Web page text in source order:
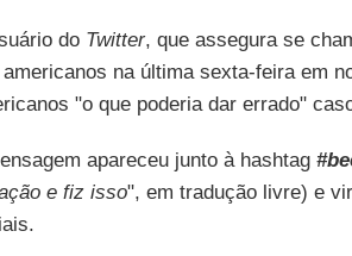
do Twitter, que assegura se
na última sexta-feira em
"o que poderia dar errado"
apareceu junto à hashtag
e fiz isso", em tradução livre) e